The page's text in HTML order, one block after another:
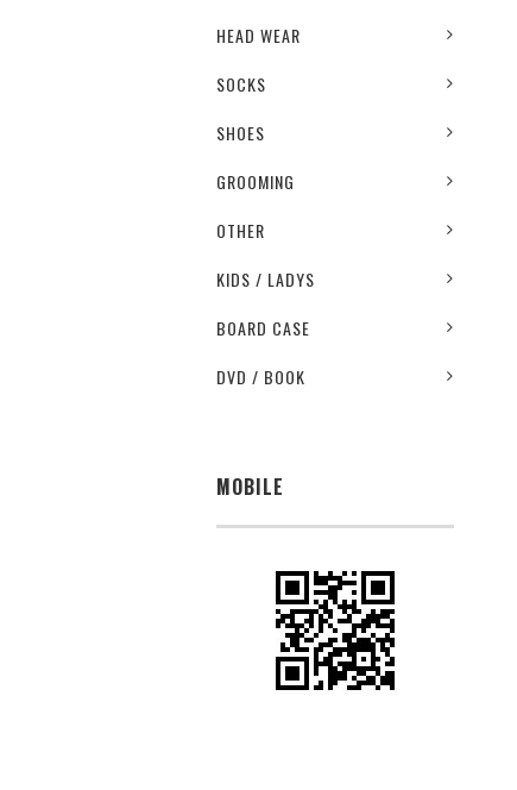
HEAD WEAR
SOCKS
SHOES
GROOMING
OTHER
KIDS / LADYS
BOARD CASE
DVD / BOOK
MOBILE